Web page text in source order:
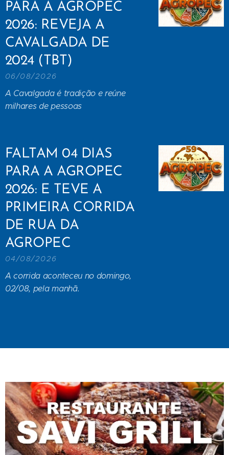
PARA A AGROPEC
2026: REVEJA A
CAVALGADA DE
2024 (TBT)
06/08/2026
A Cavalgada é tradição e reúne
milhares de pessoas
FALTAM 04 DIAS
PARA A AGROPEC
2026: E TEVE A
PRIMEIRA CORRIDA
DE RUA DA
AGROPEC
04/08/2026
A corrida aconteceu no domingo,
02/08, pela manhã.